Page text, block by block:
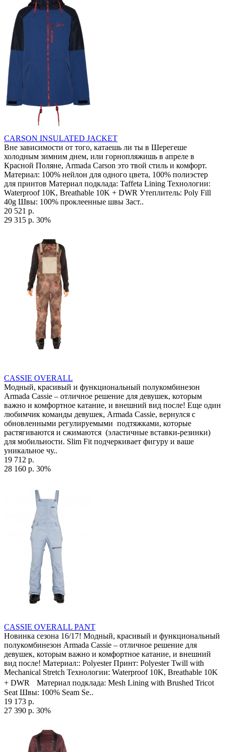
CARSON INSULATED JACKET
Вне зависимости от того, катаешь ли ты в Шерегеше
холодным зимним днем, или горнопляжишь в апреле в
Красной Поляне, Armada Carson это твой стиль и комфорт.
Материал: 100% нейлон для одного цвета, 100% полиэстер
для принтов Материал подклада: Taffeta Lining Технологии:
Waterproof 10K, Breathable 10K + DWR Утеплитель: Poly Fill
40g Швы: 100% проклеенные швы Заст..
20 521 р.
29 315 р. 30%
CASSIE OVERALL
Модный, красивый и функциональный полукомбинезон
Armada Cassie – отличное решение для девушек, которым
важно и комфортное катание, и внешний вид после! Еще один
любимчик команды девушек, Armada Cassie, вернулся с
обновленными регулируемыми подтяжками, которые
растягиваются и сжимаются (эластичные вставки-резинки)
для мобильности. Slim Fit подчеркивает фигуру и ваше
уникальное чу..
19 712 р.
28 160 р. 30%
CASSIE OVERALL PANT
Новинка сезона 16/17! Модный, красивый и функциональный
полукомбинезон Armada Cassie – отличное решение для
девушек, которым важно и комфортное катание, и внешний
вид после! Материал:: Polyester Принт: Polyester Twill with
Mechanical Stretch Технологии: Waterproof 10K, Breathable 10K
+ DWR Материал подклада: Mesh Lining with Brushed Tricot
Seat Швы: 100% Seam Se..
19 173 р.
27 390 р. 30%